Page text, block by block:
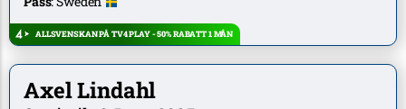
ALLSVENSKAN PÅ TV4 PLAY - 50% RABATT 1 MÅN
Axel Lindahl